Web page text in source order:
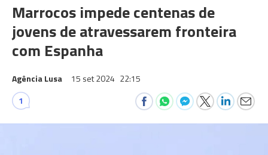
Marrocos impede centenas de
jovens de atravessarem fronteira
com Espanha
Agência Lusa 15 set 2024 22:15
1